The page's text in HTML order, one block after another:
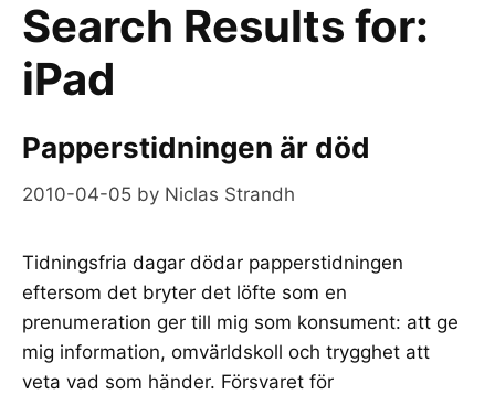
Search Results for:
iPad
Papperstidningen är död
2010-04-05 by Niclas Strandh
Tidningsfria dagar dödar papperstidningen
eftersom det bryter det löfte som en
prenumeration ger till mig som konsument: att ge
mig information, omvärldskoll och trygghet att
veta vad som händer. Försvaret för